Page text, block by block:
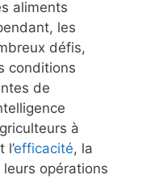
aliments
les
défis,
conditions
de
à
efficacité, la
opérations